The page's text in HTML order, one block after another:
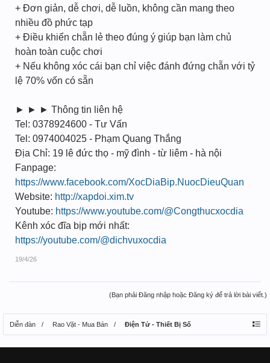
+ Đơn giản, dễ chơi, dễ luồn, không cần mang theo
nhiều đồ phức tạp
+ Điều khiển chẵn lẻ theo đúng ý giúp bạn làm chủ
hoàn toàn cuộc chơi
+ Nếu không xóc cái bạn chỉ việc đánh đứng chẵn với tỷ
lệ 70% vốn có sẵn
► ► ► Thông tin liên hệ
Tel: 0378924600 - Tư Vấn
Tel: 0974004025 - Phạm Quang Thắng
Địa Chỉ: 19 lê đức thọ - mỹ đình - từ liêm - hà nội
Fanpage:
https://www.facebook.com/XocDiaBip.NuocDieuQuan
Website: http://xapdoi.xim.tv
Youtube: https://www.youtube.com/@Congthucxocdia
Kênh xóc đĩa bịp mới nhất:
https://youtube.com/@dichvuxocdia
19/4/26
(Bạn phải Đăng nhập hoặc Đăng ký để trả lời bài viết.)
Diễn đàn Rao Vặt - Mua Bán Điện Tử - Thiết Bị Số